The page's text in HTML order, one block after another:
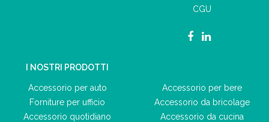
CGU
I NOSTRI PRODOTTI
Accessorio per auto
Forniture per ufficio
Accessorio quotidiano
Accessorio per bere
Accessorio da bricolage
Accessorio da cucina